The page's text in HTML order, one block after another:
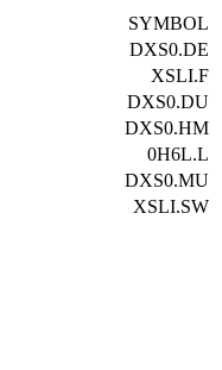
SYMBOL
DXS0.DE
XSLI.F
DXS0.DU
DXS0.HM
0H6L.L
DXS0.MU
XSLI.SW